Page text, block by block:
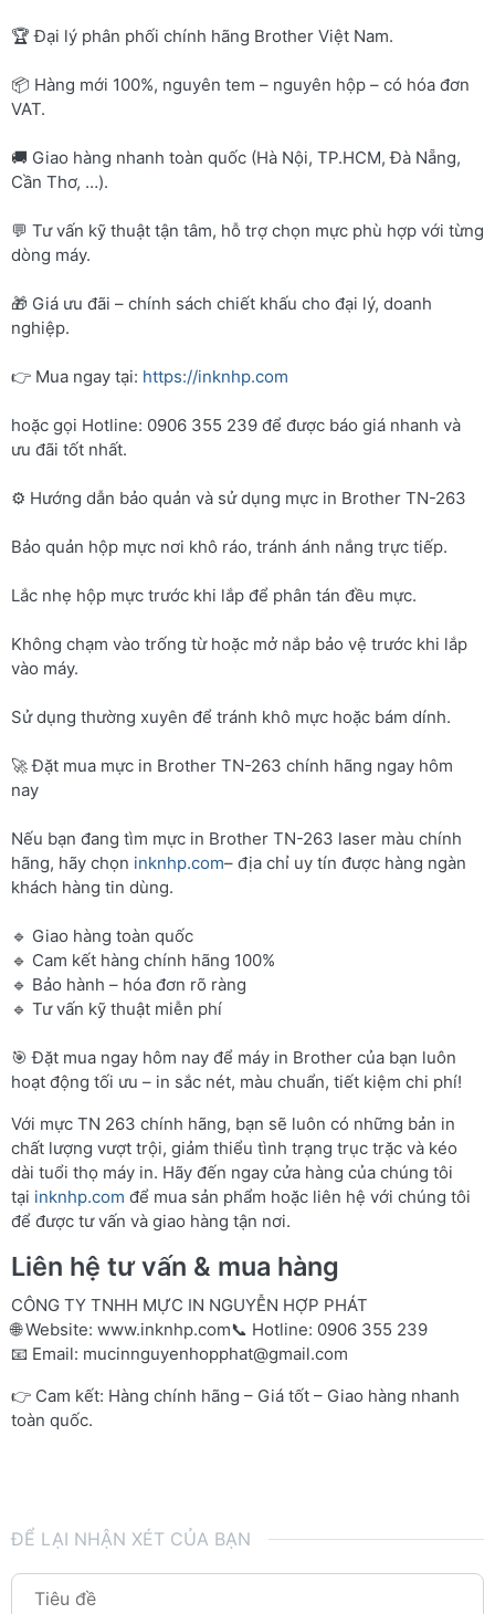
🏆 Đại lý phân phối chính hãng Brother Việt Nam.
📦 Hàng mới 100%, nguyên tem – nguyên hộp – có hóa đơn
VAT.
🚚 Giao hàng nhanh toàn quốc (Hà Nội, TP.HCM, Đà Nẵng,
Cần Thơ, …).
💬 Tư vấn kỹ thuật tận tâm, hỗ trợ chọn mực phù hợp với từng
dòng máy.
🎁 Giá ưu đãi – chính sách chiết khấu cho đại lý, doanh
nghiệp.
👉 Mua ngay tại: https://inknhp.com
hoặc gọi Hotline: 0906 355 239 để được báo giá nhanh và
ưu đãi tốt nhất.
⚙️ Hướng dẫn bảo quản và sử dụng mực in Brother TN-263
Bảo quản hộp mực nơi khô ráo, tránh ánh nắng trực tiếp.
Lắc nhẹ hộp mực trước khi lắp để phân tán đều mực.
Không chạm vào trống từ hoặc mở nắp bảo vệ trước khi lắp
vào máy.
Sử dụng thường xuyên để tránh khô mực hoặc bám dính.
🚀 Đặt mua mực in Brother TN-263 chính hãng ngay hôm
nay
Nếu bạn đang tìm mực in Brother TN-263 laser màu chính
hãng, hãy chọn inknhp.com– địa chỉ uy tín được hàng ngàn
khách hàng tin dùng.
🔹 Giao hàng toàn quốc
🔹 Cam kết hàng chính hãng 100%
🔹 Bảo hành – hóa đơn rõ ràng
🔹 Tư vấn kỹ thuật miễn phí
🎯 Đặt mua ngay hôm nay để máy in Brother của bạn luôn
hoạt động tối ưu – in sắc nét, màu chuẩn, tiết kiệm chi phí!
Với mực TN 263 chính hãng, bạn sẽ luôn có những bản in
chất lượng vượt trội, giảm thiểu tình trạng trục trặc và kéo
dài tuổi thọ máy in. Hãy đến ngay cửa hàng của chúng tôi
tại inknhp.com để mua sản phẩm hoặc liên hệ với chúng tôi
để được tư vấn và giao hàng tận nơi.
Liên hệ tư vấn & mua hàng
CÔNG TY TNHH MỰC IN NGUYỄN HỢP PHÁT
🌐 Website: www.inknhp.com📞 Hotline: 0906 355 239
📧 Email: mucinnguyenhopphat@gmail.com
👉 Cam kết: Hàng chính hãng – Giá tốt – Giao hàng nhanh
toàn quốc.
ĐỂ LẠI NHẬN XÉT CỦA BẠN